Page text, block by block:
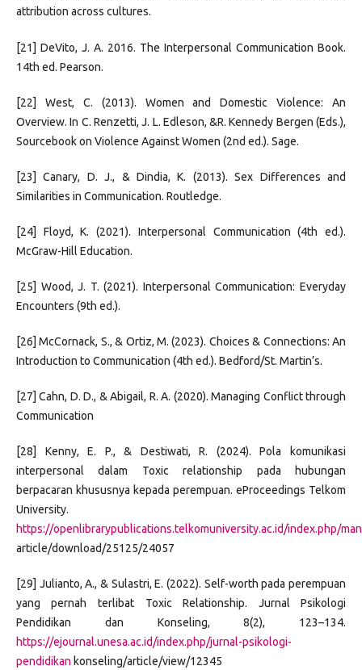
attribution across cultures.
[21] DeVito, J. A. 2016. The Interpersonal Communication Book.
14th ed. Pearson.
[22] West, C. (2013). Women and Domestic Violence: An
Overview. In C. Renzetti, J. L. Edleson, &R. Kennedy Bergen (Eds.),
Sourcebook on Violence Against Women (2nd ed.). Sage.
[23] Canary, D. J., & Dindia, K. (2013). Sex Differences and
Similarities in Communication. Routledge.
[24] Floyd, K. (2021). Interpersonal Communication (4th ed.).
McGraw-Hill Education.
[25] Wood, J. T. (2021). Interpersonal Communication: Everyday
Encounters (9th ed.).
[26] McCornack, S., & Ortiz, M. (2023). Choices & Connections: An
Introduction to Communication (4th ed.). Bedford/St. Martin’s.
[27] Cahn, D. D., & Abigail, R. A. (2020). Managing Conflict through
Communication
[28] Kenny, E. P., & Destiwati, R. (2024). Pola komunikasi
interpersonal dalam Toxic relationship pada hubungan
berpacaran khususnya kepada perempuan. eProceedings Telkom
University.
https://openlibrarypublications.telkomuniversity.ac.id/index.php/
article/download/25125/24057
[29] Julianto, A., & Sulastri, E. (2022). Self-worth pada perempuan
yang pernah terlibat Toxic Relationship. Jurnal Psikologi
Pendidikan dan Konseling, 8(2), 123–134.
https://ejournal.unesa.ac.id/index.php/jurnal-psikologi-
pendidikan konseling/article/view/12345